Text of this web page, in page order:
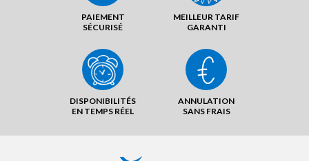
PAIEMENT
SÉCURISÉ
MEILLEUR TARIF
GARANTI
DISPONIBILITÉS
EN TEMPS RÉEL
ANNULATION
SANS FRAIS